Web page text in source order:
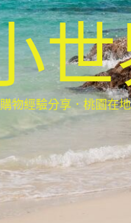
物經驗分享．桃園在